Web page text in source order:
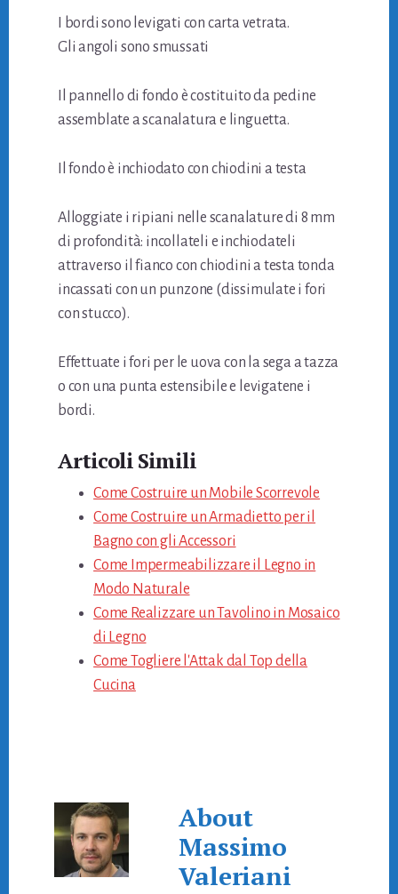
I bordi sono levigati con carta vetrata.
Gli angoli sono smussati
Il pannello di fondo è costituito da pedine
assemblate a scanalatura e linguetta.
Il fondo è inchiodato con chiodini a testa
Alloggiate i ripiani nelle scanalature di 8 mm
di profondità: incollateli e inchiodateli
attraverso il fianco con chiodini a testa tonda
incassati con un punzone (dissimulate i fori
con stucco).
Effettuate i fori per le uova con la sega a tazza
o con una punta estensibile e levigatene i
bordi.
Articoli Simili
Come Costruire un Mobile Scorrevole
Come Costruire un Armadietto per il
Bagno con gli Accessori
Come Impermeabilizzare il Legno in
Modo Naturale
Come Realizzare un Tavolino in Mosaico
di Legno
Come Togliere l'Attak dal Top della
Cucina
About
Massimo
Valeriani